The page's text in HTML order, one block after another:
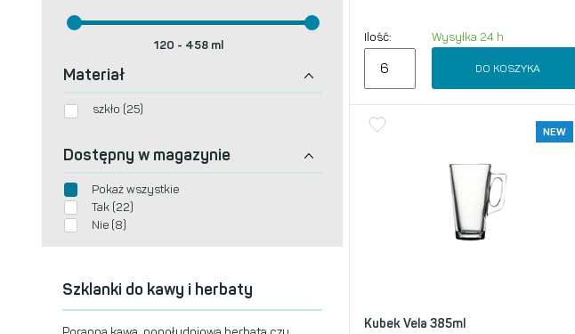
120 - 458 ml
Materiał
szkło (25)
Dostępny w magazynie
Pokaż wszystkie
Tak (22)
Nie (8)
Szklanki do kawy i herbaty
Ilość: Wysyłka 24 h
DO KOSZYKA
NEW
Kubek Vela 385ml